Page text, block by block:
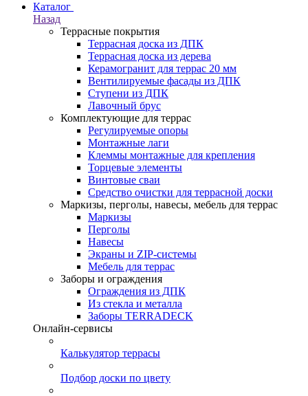
Каталог
Назад
Террасные покрытия
Террасная доска из ДПК
Террасная доска из дерева
Керамогранит для террас 20 мм
Вентилируемые фасады из ДПК
Ступени из ДПК
Лавочный брус
Комплектующие для террас
Регулируемые опоры
Монтажные лаги
Клеммы монтажные для крепления
Торцевые элементы
Винтовые сваи
Средство очистки для террасной доски
Маркизы, перголы, навесы, мебель для террас
Маркизы
Перголы
Навесы
Экраны и ZIP-системы
Мебель для террас
Заборы и ограждения
Ограждения из ДПК
Из стекла и металла
Заборы TERRADECK
Онлайн-сервисы
Калькулятор террасы
Подбор доски по цвету